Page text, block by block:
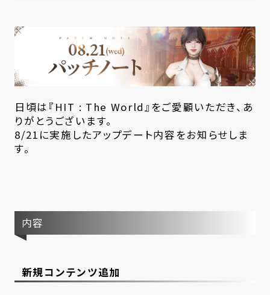
日頃は『HIT : The World』をご愛顧いただき、あ
りがとうございます。
8/21に実施したアップデート内容をお知らせしま
す。
内容
新規コンテンツ追加